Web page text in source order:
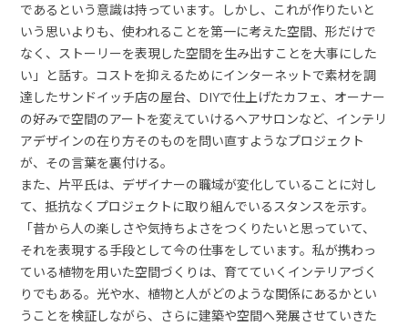
であるという意識は持っています。しかし、これが作りたいと
いう思いよりも、使われることを第一に考えた空間、形だけで
なく、ストーリーを表現した空間を生み出すことを大事にした
い」と話す。コストを抑えるためにインターネットで素材を調
達したサンドイッチ店の屋台、DIYで仕上げたカフェ、オーナー
の好みで空間のアートを変えていけるヘアサロンなど、インテリ
アデザインの在り方そのものを問い直すようなプロジェクト
が、その言葉を裏付ける。
また、片平氏は、デザイナーの職域が変化していることに対し
て、抵抗なくプロジェクトに取り組んでいるスタンスを示す。
「昔から人の楽しさや気持ちよさをつくりたいと思っていて、
それを表現する手段として今の仕事をしています。私が携わっ
ている植物を用いた空間づくりは、育てていくインテリアづく
りでもある。光や水、植物と人がどのような関係にあるかとい
うことを検証しながら、さらに建築や空間へ発展させていきた